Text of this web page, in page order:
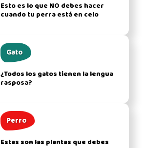
Esto es lo que NO debes hacer
cuando tu perra está en celo
Gato
¿Todos los gatos tienen la lengua
rasposa?
Perro
Estas son las plantas que debes